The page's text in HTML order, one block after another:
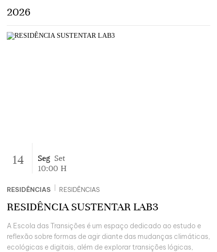
2026
14 Seg Set
10:00 H
RESIDÊNCIAS RESIDÊNCIAS
RESIDÊNCIA SUSTENTAR LAB3
A Escola das Transições é um espaço dedicado ao estudo e
reflexão sobre formas de agir diante das mudanças climáticas,
ecológicas e digitais, além de explorar transições lógicas,